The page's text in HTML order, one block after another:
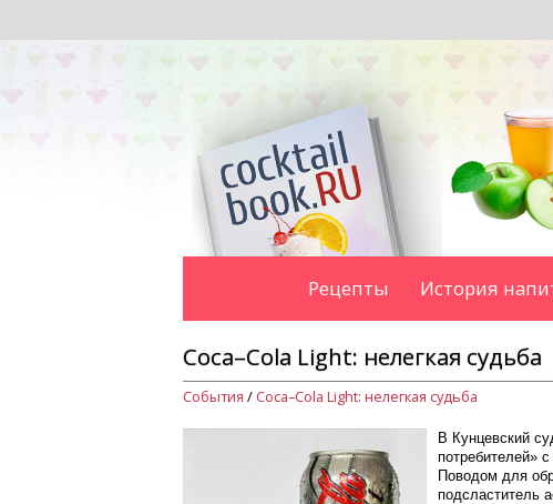
Рецепты История
Coca–Cola Light: нелегкая судьба
События / Coca–Cola Light: нелегкая судьба
В Кунцевский
потребителей»
Поводом для
подсластитель